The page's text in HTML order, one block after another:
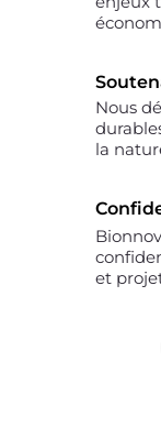
Nous
la
et